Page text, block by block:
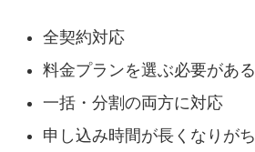
全契約対応
料金プランを選ぶ必要がある
一括・分割の両方に対応
申し込み時間が長くなりがち